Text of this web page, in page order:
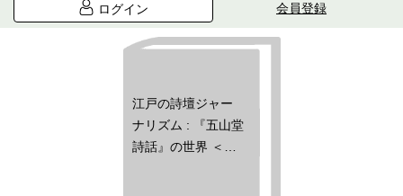
ログイン 会員登録
江戸の詩壇ジャー
ナリズム : 『五山堂
詩話』の世界 ＜角